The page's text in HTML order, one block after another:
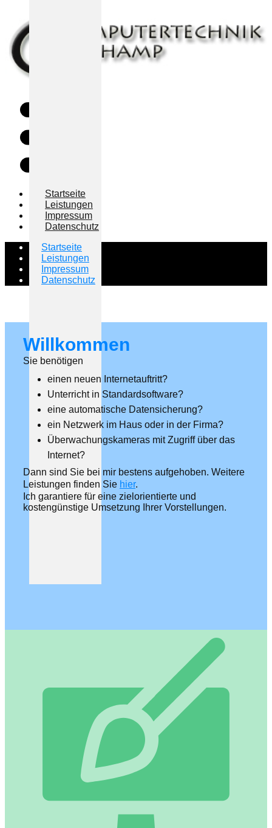
Startseite
Leistungen
Impressum
Datenschutz
Startseite
Leistungen
Impressum
Datenschutz
Willkommen
Sie benötigen
einen neuen Internetauftritt?
Unterricht in Standardsoftware?
eine automatische Datensicherung?
ein Netzwerk im Haus oder in der Firma?
Überwachungskameras mit Zugriff über das
Internet?
Dann sind Sie bei mir bestens aufgehoben. Weitere
Leistungen finden Sie hier.
Ich garantiere für eine zielorientierte und
kostengünstige Umsetzung Ihrer Vorstellungen.